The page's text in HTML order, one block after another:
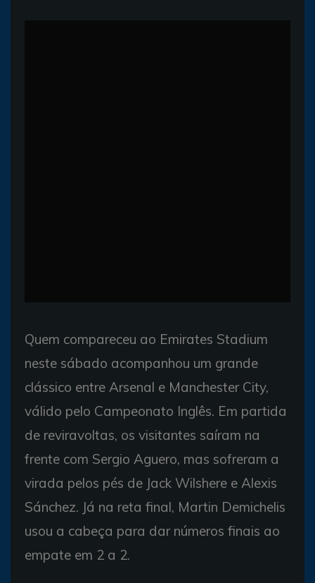
Quem compareceu ao Emirates Stadium
neste sábado acompanhou um grande
clássico entre Arsenal e Manchester City,
válido pelo Campeonato Inglês. Em partida
de reviravoltas, os visitantes saíram na
frente com Sergio Aguero, mas sofreram a
virada pelos pés de Jack Wilshere e Alexis
Sánchez. Já na reta final, Martin Demichelis
usou a cabeça para dar números finais ao
empate em 2 a 2.